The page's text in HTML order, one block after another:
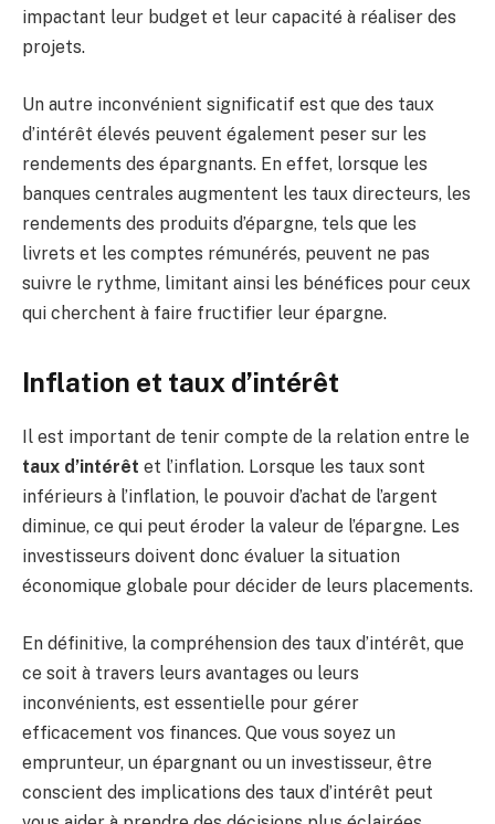
impactant leur budget et leur capacité à réaliser des
projets.
Un autre inconvénient significatif est que des taux
d’intérêt élevés peuvent également peser sur les
rendements des épargnants. En effet, lorsque les
banques centrales augmentent les taux directeurs, les
rendements des produits d’épargne, tels que les
livrets et les comptes rémunérés, peuvent ne pas
suivre le rythme, limitant ainsi les bénéfices pour ceux
qui cherchent à faire fructifier leur épargne.
Inflation et taux d’intérêt
Il est important de tenir compte de la relation entre le
taux d’intérêt et l’inflation. Lorsque les taux sont
inférieurs à l’inflation, le pouvoir d’achat de l’argent
diminue, ce qui peut éroder la valeur de l’épargne. Les
investisseurs doivent donc évaluer la situation
économique globale pour décider de leurs placements.
En définitive, la compréhension des taux d’intérêt, que
ce soit à travers leurs avantages ou leurs
inconvénients, est essentielle pour gérer
efficacement vos finances. Que vous soyez un
emprunteur, un épargnant ou un investisseur, être
conscient des implications des taux d’intérêt peut